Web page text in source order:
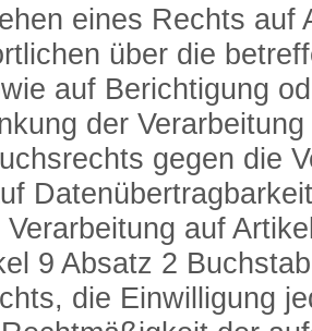
eines Rechts auf
über die
auf Berichtigung
der
gegen die
auf
9 Absatz 2
die Einwilligung